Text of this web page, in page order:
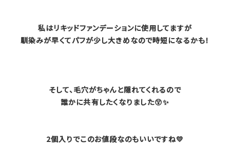
私はリキッドファンデーションに使用してますが
馴染みが早くてパフが少し大きめなので時短になるかも！
そして、毛穴がちゃんと隠れてくれるので
誰かに共有したくなりました😲✨
2個入りでこのお値段なのもいいですね💛